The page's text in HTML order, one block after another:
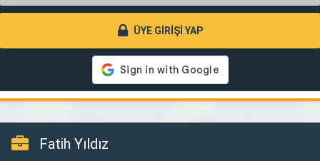
ÜYE GİRİŞİ YAP
Fatih Yıldız